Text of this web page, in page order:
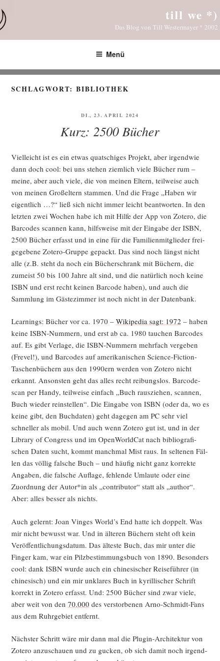
Inhalt
springen
till we *)
Das Blog von Till Westermayer * 2002
Menü
SCHLAGWORT:BIBLIOTHEK
VERÖFFENTLICHT
DI., 23. APRIL 2024
Kurz: 2500 Bücher
Viel­leicht ist es ein etwas quat­schi­ges Pro­jekt, aber irgend­wie
dann doch cool: bei uns ste­hen ziem­lich vie­le Bücher rum –
mei­ne, aber auch vie­le, die von mei­nen Eltern, teil­wei­se auch
von mei­nen Groß­el­tern stam­men. Und die Fra­ge „Haben wir
eigent­lich …?“ ließ sich nicht immer leicht beant­wor­ten. In den
letz­ten zwei Wochen habe ich mit Hil­fe der App von Zote­ro, die
Bar­codes scan­nen kann, hilfs­wei­se mit der Ein­ga­be der ISBN,
2500 Bücher erfasst und in eine für die Fami­li­en­mit­glie­der frei­
ge­ge­be­ne Zote­ro-Grup­pe gepackt. Das sind noch längst nicht
alle (z.B. steht da noch ein Bücher­schrank mit Büchern, die
zumeist 50 bis 100 Jah­re alt sind, und die natür­lich noch kei­ne
ISBN und erst recht kei­nen Bar­code haben), und auch die
Samm­lung im Gäs­te­zim­mer ist noch nicht in der Datenbank.
Lear­nings: Bücher vor ca. 1970 – Wiki­pe­dia sagt: 1972 – haben
kei­ne ISBN-Num­mern, und erst ab ca. 1980 tau­chen Bar­codes
auf. Es gibt Ver­la­ge, die ISBN-Num­mern mehr­fach ver­ge­ben
(Fre­vel!), und Bar­codes auf ame­ri­ka­ni­schen Sci­ence-Fic­tion-
Taschen­bü­chern aus den 1990ern wer­den von Zote­ro nicht
erkannt. Ansons­ten geht das alles recht rei­bungs­los. Bar­code­
scan per Han­dy, teil­wei­se ein­fach „Buch raus­zie­hen, scan­nen,
Buch wie­der rein­stel­len“. Die Ein­ga­be von ISBN (oder da, wo es
kei­ne gibt, den Buch­da­ten) geht dage­gen am PC sehr viel
schnel­ler als mobil. Und auch wenn Zote­ro gut ist, und in der
Libra­ry of Con­gress und im Open­World­Cat nach biblio­gra­fi­
schen Daten sucht, kommt manch­mal Mist raus. In sel­te­nen Fäl­
len das völ­lig fal­sche Buch – und häu­fig nicht ganz kor­rek­te
Anga­ben, die fal­sche Auf­la­ge, feh­len­de Umlau­te oder eine
Zuord­nung der Autor*in als „con­tri­bu­tor“ statt als „aut­hor“.
Aber: alles bes­ser als nichts.
Auch gelernt: Joan Vin­ges World’s End hat­te ich dop­pelt. Was
mir nicht bewusst war. Und in älte­ren Büchern steht oft kein
Ver­öf­fent­li­chungs­da­tum. Das ältes­te Buch, das mir unter die
Fin­ger kam, war ein Pilz­be­stim­mungs­buch von 1890. Beson­ders
cool: dank ISBN wur­de auch ein chi­ne­si­scher Rei­se­füh­rer (in
chi­ne­sisch) und ein mir unkla­res Buch in kyril­li­scher Schrift
kor­rekt in Zote­ro erfasst. Und: 2500 Bücher sind zwar vie­le,
aber weit von den 70.000 des ver­stor­be­nen Arno-Schmidt-Fans
aus dem Ruhr­ge­biet entfernt.
Nächs­ter Schritt wäre mir dann mal die Plug­in-Archi­tek­tur von
Zote­ro anzu­schau­en und zu gucken, ob sich damit noch irgend­